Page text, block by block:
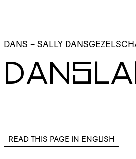
DANS – SALLY
READ THIS PAGE IN ENGLISH